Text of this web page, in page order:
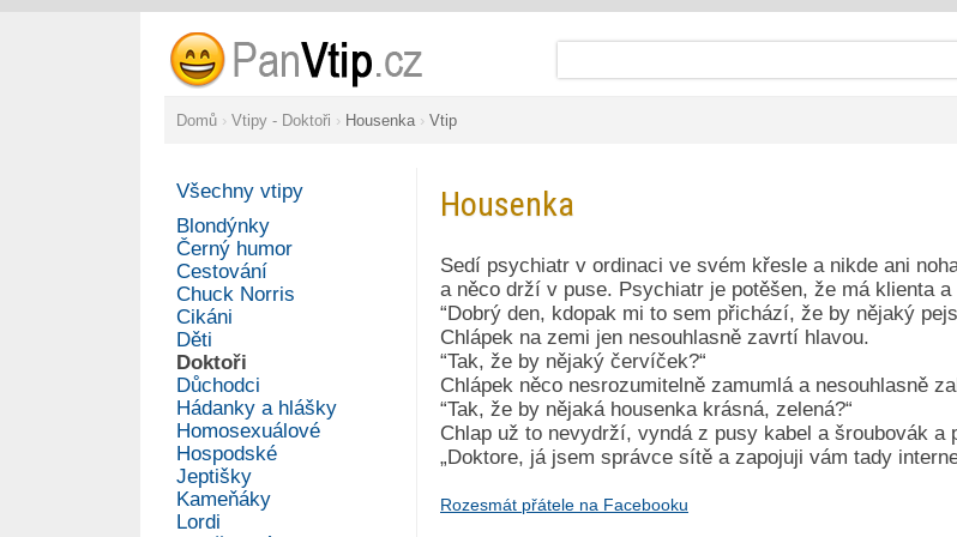
Domů › Vtipy - Doktoři › Housenka› Vtip
Všechny vtipy
Blondýnky
Černý humor
Cestování
Chuck Norris
Cikáni
Děti
Doktoři
Důchodci
Hádanky a hlášky
Homosexuálové
Hospodské
Jeptišky
Kameňáky
Lordi
Housenka
Sedí psychiatr v ordinaci ve svém křesle a nikde ani
a něco drží v puse. Psychiatr je potěšen, že má klienta
“Dobrý den, kdopak mi to sem přichází, že by nějaký
Chlápek na zemi jen nesouhlasně zavrtí hlavou.
“Tak, že by nějaký červíček?“
Chlápek něco nesrozumitelně zamumlá a nesouhlasně
“Tak, že by nějaká housenka krásná, zelená?“
Chlap už to nevydrží, vyndá z pusy kabel a šroubovák a
„Doktore, já jsem správce sítě a zapojuji vám tady
Rozesmát přátele na Facebooku